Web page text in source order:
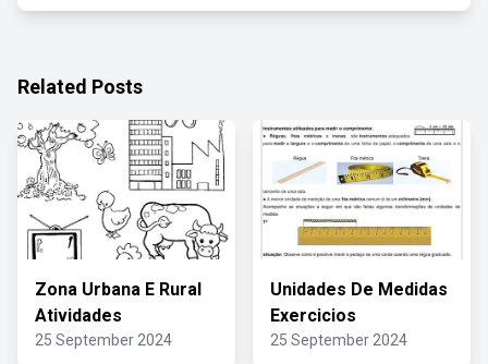
Related Posts
Zona Urbana E Rural
Atividades
25 September 2024
Unidades De Medidas
Exercicios
25 September 2024